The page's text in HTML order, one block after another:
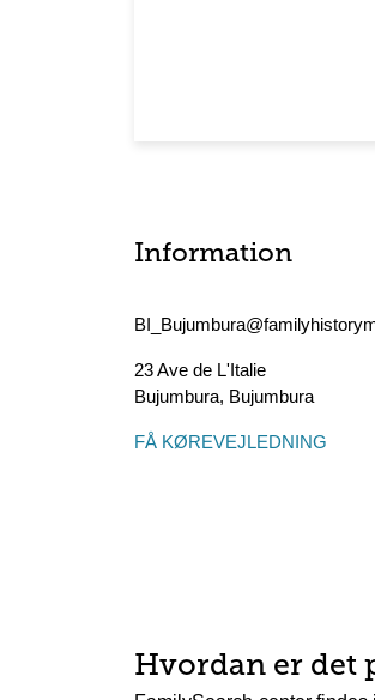
Information
23 Ave de L'Italie
Bujumbura, Bujumbura
FÅ KØREVEJLEDNING
Hvordan er det